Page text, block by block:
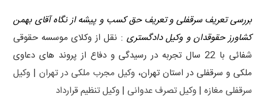
بررسی تعریف سرقفلی و تعریف حق کسب و پیشه از نگاه آقای بهمن
کشاورز حقوقدان و وکیل دادگستری : نقل از وکلای موسسه حقوقی
شفائی با 22 سال تجربه در رسیدگی و دفاع از پروند های دعاوی
ملکی و سرقفلی در استان تهران، وکیل مجرب ملکی در تهران| وکیل
سرقفلی مغازه |وکیل تصرف عدوانی |وکیل تنظیم قرارداد